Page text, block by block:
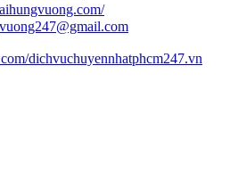
dichvuchuyennhatphcm247.vn